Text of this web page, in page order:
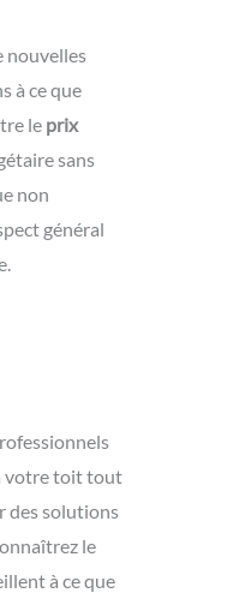
nouvelles
à ce que
le prix
sans
non
général
votre toit tout
des solutions
le
à ce que